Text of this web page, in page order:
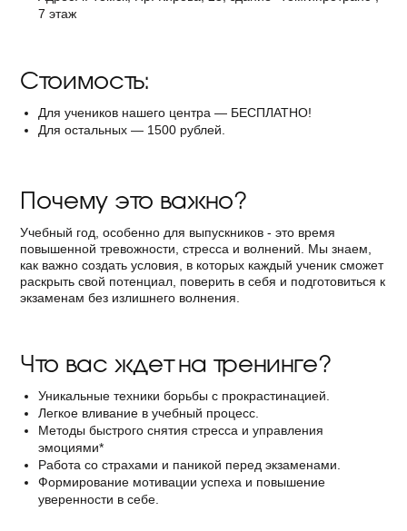
7 этаж
Стоимость:
Для учеников нашего центра — БЕСПЛАТНО!
Для остальных — 1500 рублей.
Почему это важно?
Учебный год, особенно для выпускников - это время
повышенной тревожности, стресса и волнений. Мы знаем,
как важно создать условия, в которых каждый ученик сможет
раскрыть свой потенциал, поверить в себя и подготовиться к
экзаменам без излишнего волнения.
Что вас ждет на тренинге?
Уникальные техники борьбы с прокрастинацией.
Легкое вливание в учебный процесс.
Методы быстрого снятия стресса и управления
эмоциями*
Работа со страхами и паникой перед экзаменами.
Формирование мотивации успеха и повышение
уверенности в себе.